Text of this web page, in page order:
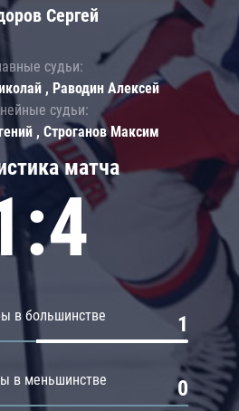
матча
в большинстве 1
в меньшинстве 0
Сергей
судьи:
, Раводин Алексей
судьи:
, Строганов Максим